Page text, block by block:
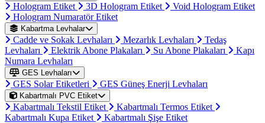
Hologram Etiket 3D Hologram Etiket
Void Hologram Etiket
Hologram Numaratör Etiket
Kabartma Levhalar
Cadde ve Sokak Levhaları Mezarlık Levhaları
Tedaş
Levhaları
Elektrik Abone Plakaları Su Abone Plakaları
Kapı
Numara Levhaları
GES Levhaları
GES Solar Etiketleri GES Güneş Enerji Levhaları
Kabartmalı PVC Etiket
Kabartmalı Tekstil Etiket
Kabartmalı Termos Etiket
Kabartmalı Kupa Etiket
Kabartmalı Şişe Etiket